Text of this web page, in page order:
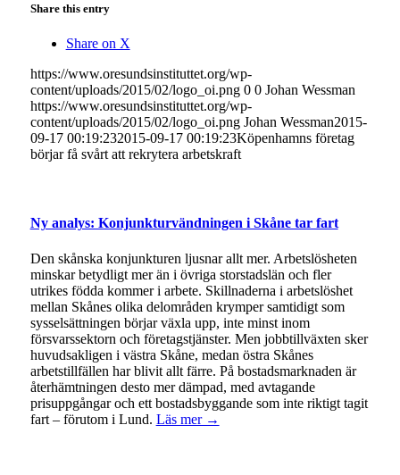
Share this entry
Share on X
https://www.oresundsinstituttet.org/wp-
content/uploads/2015/02/logo_oi.png 0 0 Johan Wessman
https://www.oresundsinstituttet.org/wp-
content/uploads/2015/02/logo_oi.png Johan Wessman2015-
09-17 00:19:232015-09-17 00:19:23Köpenhamns företag
börjar få svårt att rekrytera arbetskraft
Ny analys: Konjunkturvändningen i Skåne tar fart
Den skånska konjunkturen ljusnar allt mer. Arbetslösheten
minskar betydligt mer än i övriga storstadslän och fler
utrikes födda kommer i arbete. Skillnaderna i arbetslöshet
mellan Skånes olika delområden krymper samtidigt som
sysselsättningen börjar växla upp, inte minst inom
försvarssektorn och företagstjänster. Men jobbtillväxten sker
huvudsakligen i västra Skåne, medan östra Skånes
arbetstillfällen har blivit allt färre. På bostadsmarknaden är
återhämtningen desto mer dämpad, med avtagande
prisuppgångar och ett bostadsbyggande som inte riktigt tagit
fart – förutom i Lund. Läs mer →